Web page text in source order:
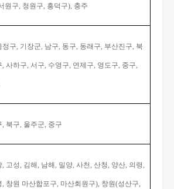
원구, 청원구, 흥덕구), 충주
정구, 기장군, 남구, 동구, 동래구, 부산진구, 북
, 사하구, 서구, 수영구, 연제구, 영도구, 중구,
, 북구, 울주군, 중구
, 고성, 김해, 남해, 밀양, 사천, 산청, 양산, 의령,
, 창원 마산합포구, 마산회원구), 창원(성산구,